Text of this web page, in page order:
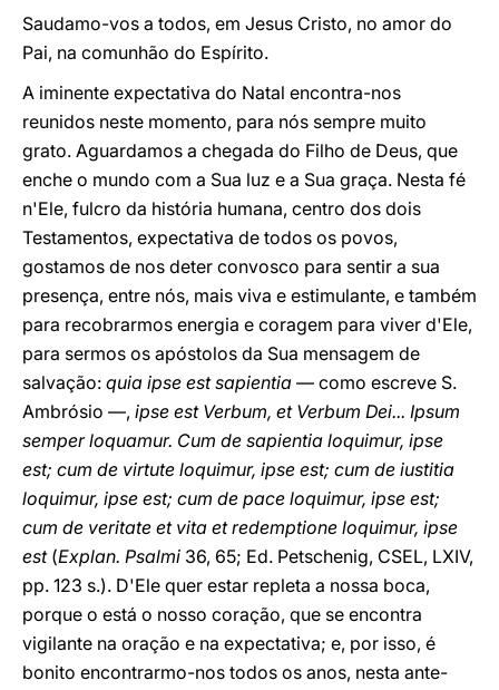
Saudamo-vos a todos, em Jesus Cristo, no amor do
Pai, na comunhão do Espírito.
A iminente expectativa do Natal encontra-nos
reunidos neste momento, para nós sempre muito
grato. Aguardamos a chegada do Filho de Deus, que
enche o mundo com a Sua luz e a Sua graça. Nesta fé
n'Ele, fulcro da história humana, centro dos dois
Testamentos, expectativa de todos os povos,
gostamos de nos deter convosco para sentir a sua
presença, entre nós, mais viva e estimulante, e também
para recobrarmos energia e coragem para viver d'Ele,
para sermos os apóstolos da Sua mensagem de
salvação: quia ipse est sapientia — como escreve S.
Ambrósio —, ipse est Verbum, et Verbum Dei... Ipsum
semper loquamur. Cum de sapientia loquimur, ipse
est; cum de virtute loquimur, ipse est; cum de iustitia
loquimur, ipse est; cum de pace loquimur, ipse est;
cum de veritate et vita et redemptione loquimur, ipse
est(Explan. Psalmi 36, 65; Ed. Petschenig, CSEL, LXIV,
pp. 123 s.). D'Ele quer estar repleta a nossa boca,
porque o está o nosso coração, que se encontra
vigilante na oração e na expectativa; e, por isso, é
bonito encontrarmo-nos todos os anos, nesta ante-